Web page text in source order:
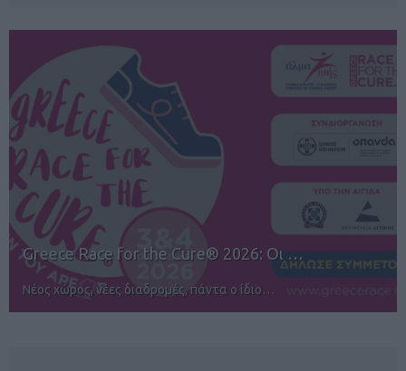
12ος TUI Rhodes Marathon: Άνοιγμα ε…
Αγώνες για όλους στην Ρόδο